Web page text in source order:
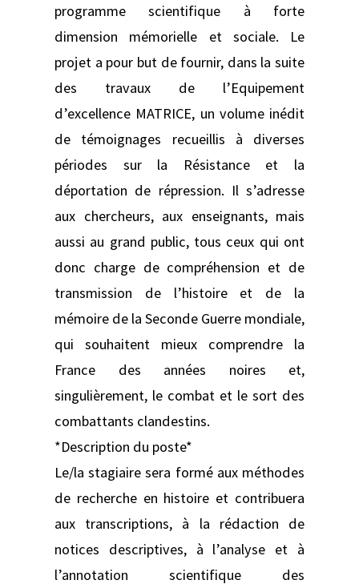
programme scientifique à forte
dimension mémorielle et sociale. Le
projet a pour but de fournir, dans la suite
des travaux de l’Equipement
d’excellence MATRICE, un volume inédit
de témoignages recueillis à diverses
périodes sur la Résistance et la
déportation de répression. Il s’adresse
aux chercheurs, aux enseignants, mais
aussi au grand public, tous ceux qui ont
donc charge de compréhension et de
transmission de l’histoire et de la
mémoire de la Seconde Guerre mondiale,
qui souhaitent mieux comprendre la
France des années noires et,
singulièrement, le combat et le sort des
combattants clandestins.
*Description du poste*
Le/la stagiaire sera formé aux méthodes
de recherche en histoire et contribuera
aux transcriptions, à la rédaction de
notices descriptives, à l’analyse et à
l’annotation scientifique des